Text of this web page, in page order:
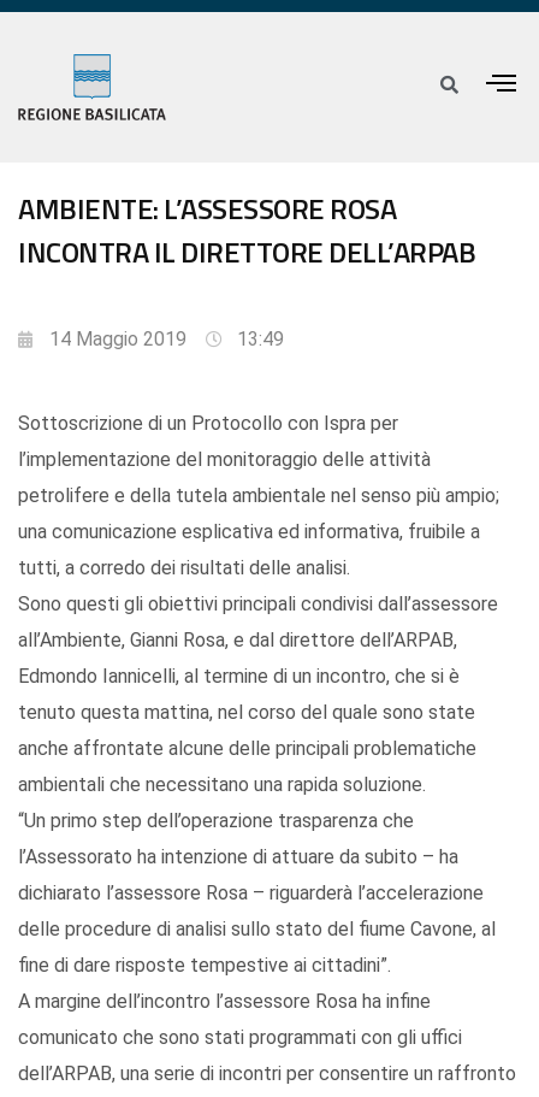
AMBIENTE: L’ASSESSORE ROSA
INCONTRA IL DIRETTORE DELL’ARPAB
14 Maggio 2019 13:49
Sottoscrizione di un Protocollo con Ispra per
l’implementazione del monitoraggio delle attività
petrolifere e della tutela ambientale nel senso più ampio;
una comunicazione esplicativa ed informativa, fruibile a
tutti, a corredo dei risultati delle analisi.
Sono questi gli obiettivi principali condivisi dall’assessore
all’Ambiente, Gianni Rosa, e dal direttore dell’ARPAB,
Edmondo Iannicelli, al termine di un incontro, che si è
tenuto questa mattina, nel corso del quale sono state
anche affrontate alcune delle principali problematiche
ambientali che necessitano una rapida soluzione.
“Un primo step dell’operazione trasparenza che
l’Assessorato ha intenzione di attuare da subito – ha
dichiarato l’assessore Rosa – riguarderà l’accelerazione
delle procedure di analisi sullo stato del fiume Cavone, al
fine di dare risposte tempestive ai cittadini”.
A margine dell’incontro l’assessore Rosa ha infine
comunicato che sono stati programmati con gli uffici
dell’ARPAB, una serie di incontri per consentire un raffronto